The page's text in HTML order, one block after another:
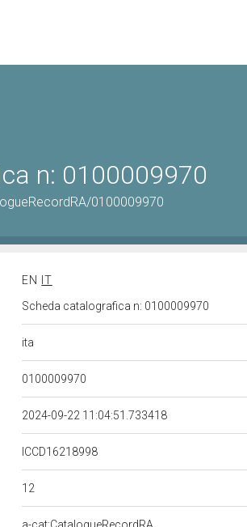
n: 0100009970
0100009970
EN
IT
Scheda catalografica n: 0100009970
ita
0100009970
2024-09-22 11:04:51.733418
ICCD16218998
12